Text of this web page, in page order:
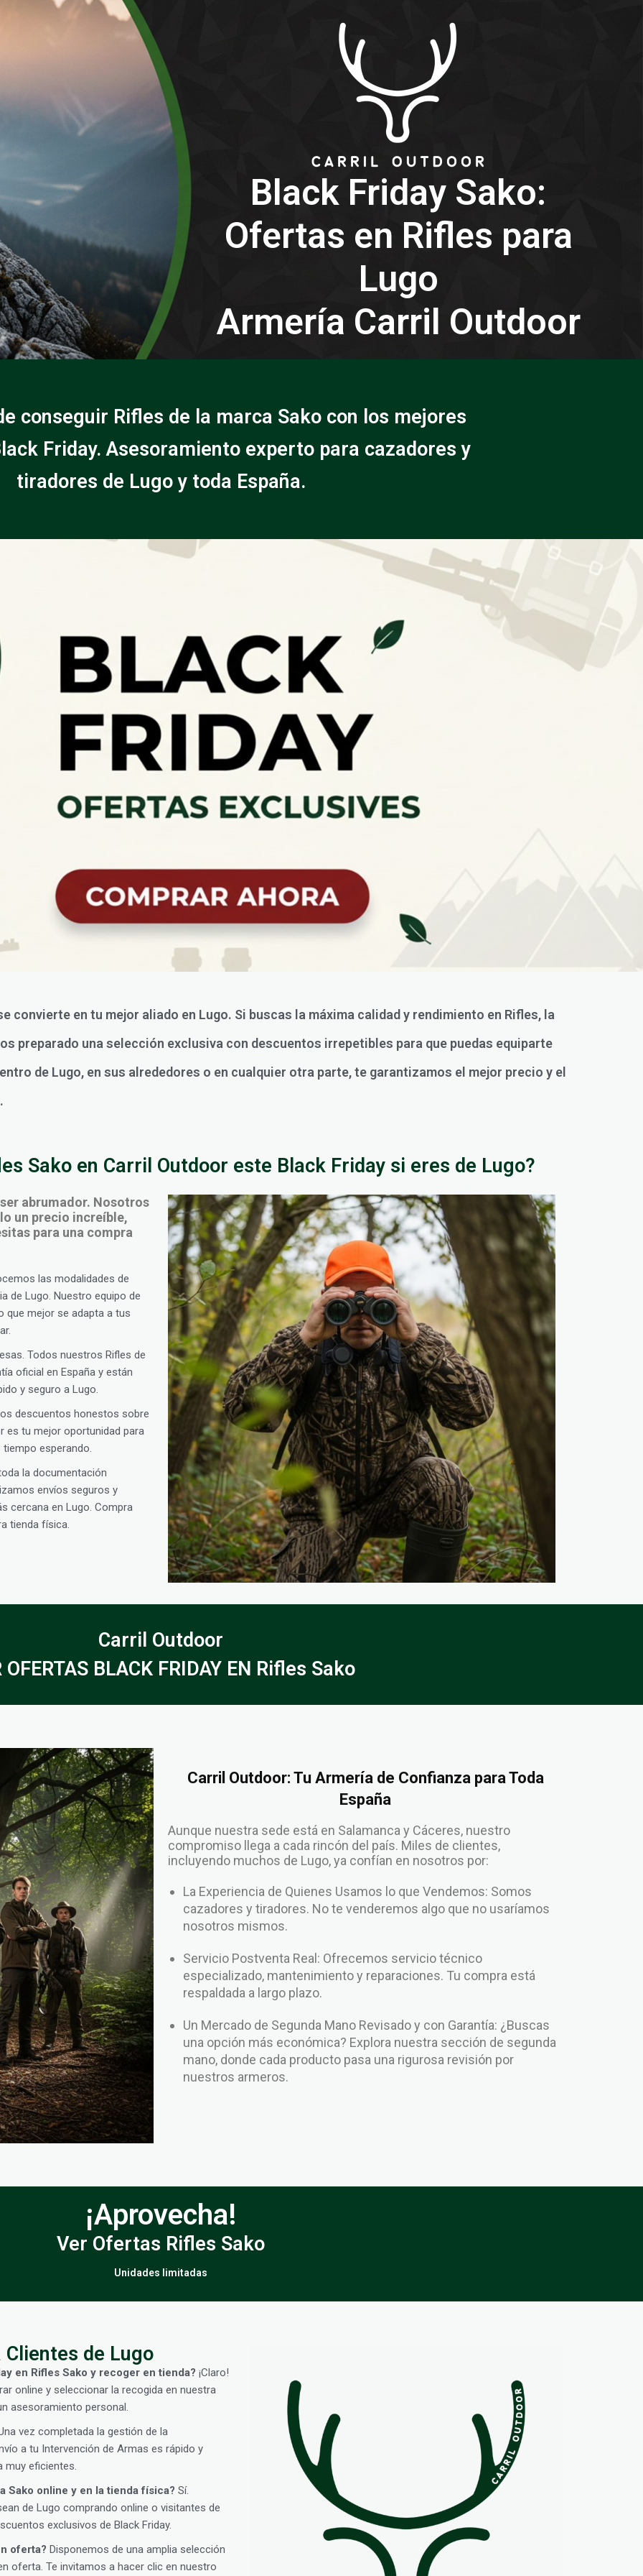
Black Friday Sako:
Ofertas en Rifles para
Lugo
Armería Carril Outdoor
conseguir Rifles de la marca Sako con los mejores
Friday. Asesoramiento experto para cazadores y
tiradores de Lugo y toda España.
convierte en tu mejor aliado en Lugo. Si buscas la máxima calidad y rendimiento en Rifles, la
preparado una selección exclusiva con descuentos irrepetibles para que puedas equiparte
de Lugo, en sus alrededores o en cualquier otra parte, te garantizamos el mejor precio y el
Sako en Carril Outdoor este Black Friday si eres de Lugo?
abrumador. Nosotros
un precio increíble,
para una compra
las modalidades de
de Lugo. Nuestro equipo de
que mejor se adapta a tus
Todos nuestros Rifles de
oficial en España y están
y seguro a Lugo.
descuentos honestos sobre
es tu mejor oportunidad para
tiempo esperando.
la documentación
envíos seguros y
cercana en Lugo. Compra
tienda física.
Carril Outdoor
OFERTAS BLACK FRIDAY EN Rifles Sako
Carril Outdoor: Tu Armería de Confianza para Toda
España
Aunque nuestra sede está en Salamanca y Cáceres, nuestro
compromiso llega a cada rincón del país. Miles de clientes,
incluyendo muchos de Lugo, ya confían en nosotros por:
La Experiencia de Quienes Usamos lo que Vendemos: Somos
cazadores y tiradores. No te venderemos algo que no usaríamos
nosotros mismos.
Servicio Postventa Real: Ofrecemos servicio técnico
especializado, mantenimiento y reparaciones. Tu compra está
respaldada a largo plazo.
Un Mercado de Segunda Mano Revisado y con Garantía: ¿Buscas
una opción más económica? Explora nuestra sección de segunda
mano, donde cada producto pasa una rigurosa revisión por
nuestros armeros.
¡Aprovecha!
Ver Ofertas Rifles Sako
Unidades limitadas
de Lugo
en Rifles Sako y recoger en tienda? ¡Claro!
online y seleccionar la recogida en nuestra
asesoramiento personal.
vez completada la gestión de la
a tu Intervención de Armas es rápido y
muy eficientes.
Sako online y en la tienda física? Sí.
de Lugo comprando online o visitantes de
exclusivos de Black Friday.
oferta? Disponemos de una amplia selección
oferta. Te invitamos a hacer clic en nuestro